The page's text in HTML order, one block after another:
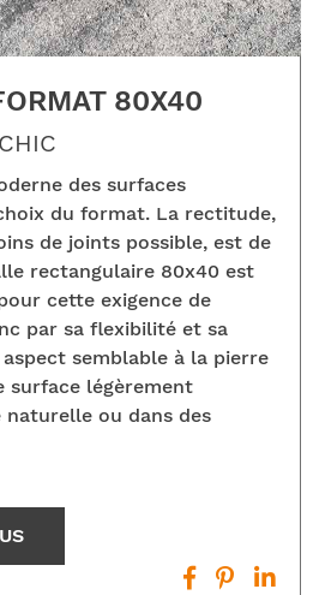
80X40
des surfaces
du format. La rectitude,
de joints possible, est de
rectangulaire 80x40 est
cette exigence de
par sa flexibilité et sa
semblable à la pierre
surface légèrement
naturelle ou dans des